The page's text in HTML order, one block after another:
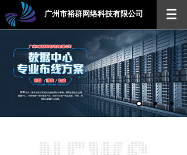
广州市裕群网络科技有限公司